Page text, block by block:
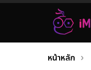
เรื่อง
คุณอยู่ที่นี่:
หน้าหลัก